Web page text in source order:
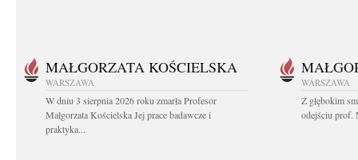
MAŁGORZATA KOŚCIELSKA
WARSZAWA
W dniu 3 sierpnia 2026 roku zmarła Profesor
Małgorzata Kościelska Jej prace badawcze i
praktyka...
WARSZAWA
Z głębokim
odejściu prof.